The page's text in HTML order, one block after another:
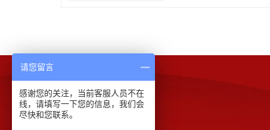
下载中心
请您留言
感谢您的关注，当前客服人员不在
线，请填写一下您的信息，我们会
尽快和您联系。